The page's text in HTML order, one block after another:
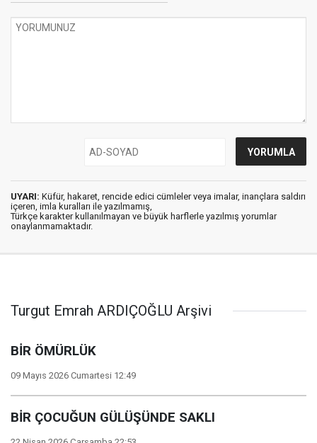
UYARI: Küfür, hakaret, rencide edici cümleler veya imalar, inançlara saldırı
içeren, imla kuralları ile yazılmamış,
Türkçe karakter kullanılmayan ve büyük harflerle yazılmış yorumlar
onaylanmamaktadır.
Turgut Emrah ARDIÇOĞLU Arşivi
BİR ÖMÜRLÜK
09 Mayıs 2026 Cumartesi 12:49
BİR ÇOCUĞUN GÜLÜŞÜNDE SAKLI